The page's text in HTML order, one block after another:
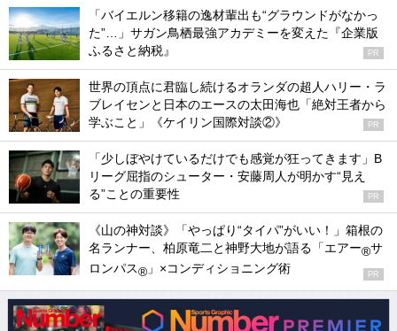
「バイエルン移籍の逸材輩出も“グラウンドがなかっ
た”…」サガン鳥栖最強アカデミーを変えた『企業版
ふるさと納税』
PR
世界の頂点に君臨し続けるオランダの超人ハリー・ラ
ブレイセンと日本のエースの太田海也「絶対王者から
学ぶこと」《ケイリン国際対談②》
PR
「少しぼやけているだけでも感覚が狂ってきます」B
リーグ屈指のシューター・安藤周人が明かす“見え
る”ことの重要性
PR
《山の神対談》「やっぱり“タイパ”がいい！」箱根の
名ランナー、柏原竜二と神野大地が語る「エアー®サ
ロンパス® 」×コンディショニング術 PR